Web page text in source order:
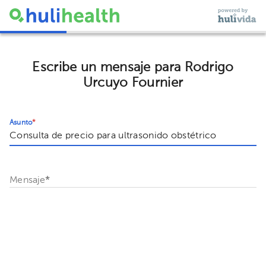
Escribe un mensaje para Rodrigo
Urcuyo Fournier
Asunto*
Mensaje*